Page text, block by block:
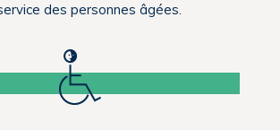
des personnes âgées.